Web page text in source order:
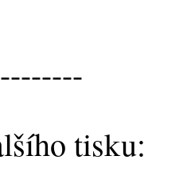
tisku: